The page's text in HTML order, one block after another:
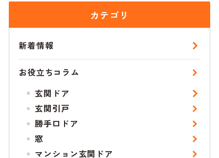
カテゴリ
新着情報
お役立ちコラム
玄関ドア
玄関引戸
勝手口ドア
窓
マンション玄関ドア